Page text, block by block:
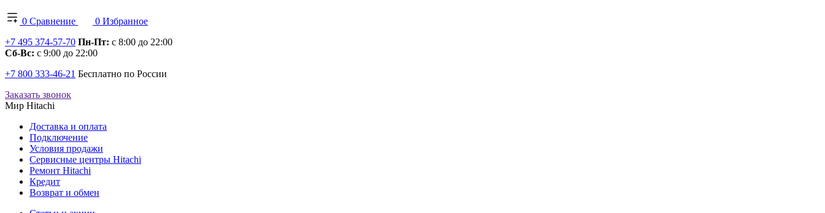
0 Сравнение 0 Избранное
+7 495 374-57-70 Пн-Пт: с 8:00 до 22:00
Сб-Вс: с 9:00 до 22:00
+7 800 333-46-21 Бесплатно по России
Заказать звонок
Мир Hitachi
Доставка и оплата
Подключение
Условия продажи
Сервисные центры Hitachi
Ремонт Hitachi
Кредит
Возврат и обмен